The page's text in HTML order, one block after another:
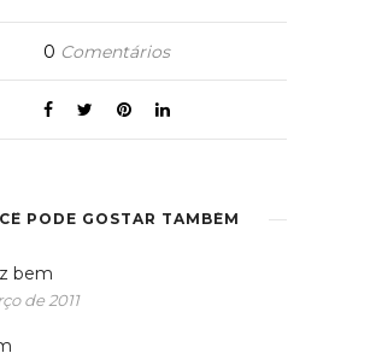
0 Comentários
PODE GOSTAR TAMBÉM
bem
de 2011